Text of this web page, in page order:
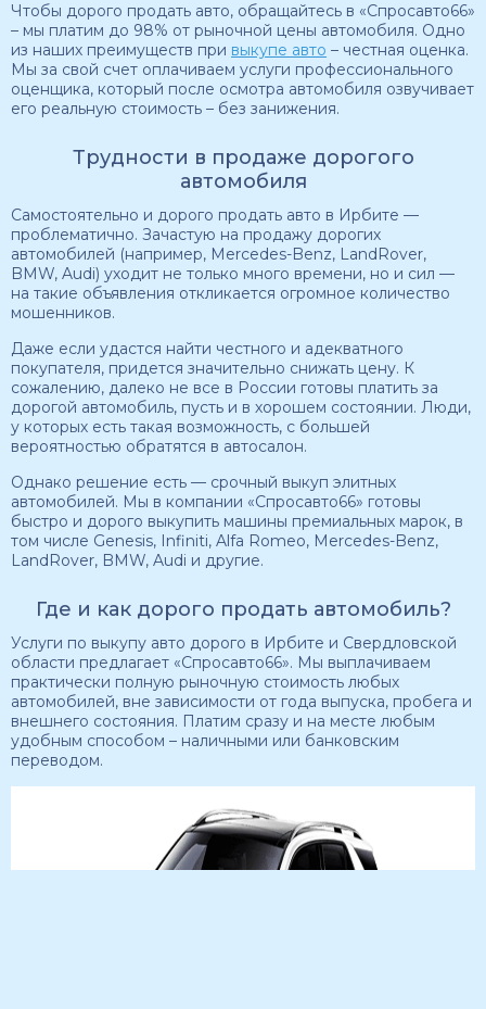
Чтобы дорого продать авто, обращайтесь в «Спросавто66»
– мы платим до 98% от рыночной цены автомобиля. Одно
из наших преимуществ при выкупе авто – честная оценка.
Мы за свой счет оплачиваем услуги профессионального
оценщика, который после осмотра автомобиля озвучивает
его реальную стоимость – без занижения.
Трудности в продаже дорогого
автомобиля
Самостоятельно и дорого продать авто в Ирбите —
проблематично. Зачастую на продажу дорогих
автомобилей (например, Mercedes-Benz, LandRover,
BMW, Audi) уходит не только много времени, но и сил —
на такие объявления откликается огромное количество
мошенников.
Даже если удастся найти честного и адекватного
покупателя, придется значительно снижать цену. К
сожалению, далеко не все в России готовы платить за
дорогой автомобиль, пусть и в хорошем состоянии. Люди,
у которых есть такая возможность, с большей
вероятностью обратятся в автосалон.
Однако решение есть — срочный выкуп элитных
автомобилей. Мы в компании «Спросавто66» готовы
быстро и дорого выкупить машины премиальных марок, в
том числе Genesis, Infiniti, Alfa Romeo, Mercedes-Benz,
LandRover, BMW, Audi и другие.
Где и как дорого продать автомобиль?
Услуги по выкупу авто дорого в Ирбите и Свердловской
области предлагает «Спросавто66». Мы выплачиваем
практически полную рыночную стоимость любых
автомобилей, вне зависимости от года выпуска, пробега и
внешнего состояния. Платим сразу и на месте любым
удобным способом – наличными или банковским
переводом.